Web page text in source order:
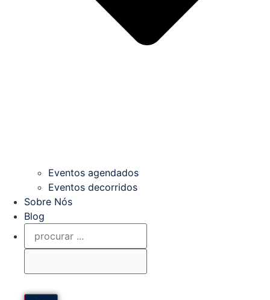
Eventos agendados
Eventos decorridos
Sobre Nós
Blog